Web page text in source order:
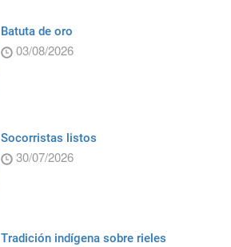
Batuta de oro
03/08/2026
Socorristas listos
30/07/2026
Tradición indígena sobre rieles